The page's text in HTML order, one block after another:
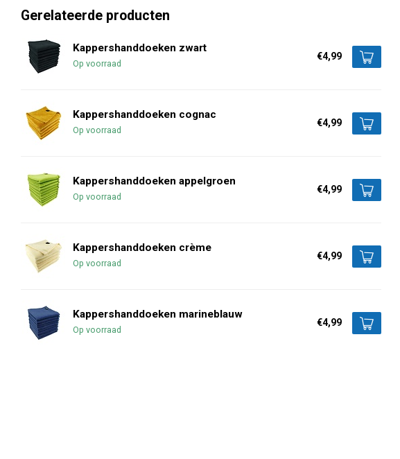
Gerelateerde producten
Kappershanddoeken zwart
Op voorraad
€4,99
Kappershanddoeken cognac
Op voorraad
€4,99
Kappershanddoeken appelgroen
Op voorraad
€4,99
Kappershanddoeken crème
Op voorraad
€4,99
Kappershanddoeken marineblauw
Op voorraad
€4,99